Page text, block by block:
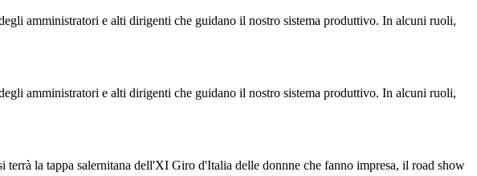
amministratori e alti dirigenti che guidano il nostro sistema produttivo. In alcuni ruoli,
amministratori e alti dirigenti che guidano il nostro sistema produttivo. In alcuni ruoli,
la tappa salernitana dell'XI Giro d'Italia delle donnne che fanno impresa, il road show